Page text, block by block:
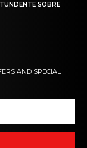
SOBRE
AND SPECIAL